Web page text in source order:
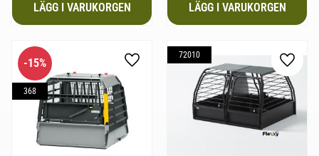
15%
368
Lägg till i favoriter
72010
Lägg